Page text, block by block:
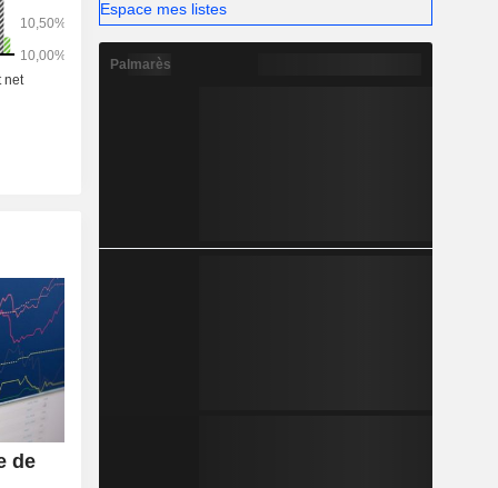
Elle est
pays
de
Espace mes listes
Palmarès